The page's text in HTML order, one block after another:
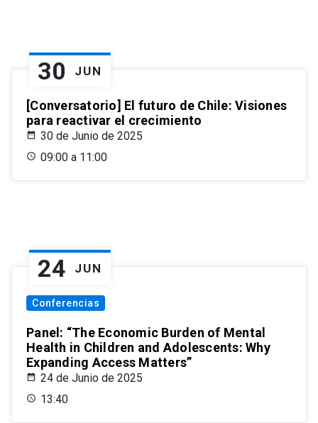
30 JUN
[Conversatorio] El futuro de Chile: Visiones
para reactivar el crecimiento
30 de Junio de 2025
09:00 a 11:00
24 JUN
Conferencias
Panel: “The Economic Burden of Mental
Health in Children and Adolescents: Why
Expanding Access Matters”
24 de Junio de 2025
13:40